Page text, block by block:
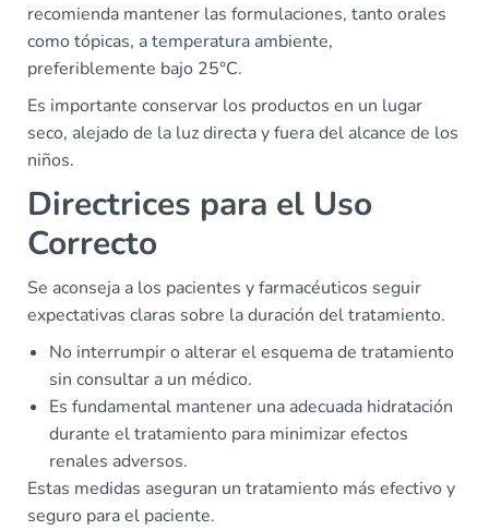
recomienda mantener las formulaciones, tanto orales
como tópicas, a temperatura ambiente,
preferiblemente bajo 25°C.
Es importante conservar los productos en un lugar
seco, alejado de la luz directa y fuera del alcance de los
niños.
Directrices para el Uso
Correcto
Se aconseja a los pacientes y farmacéuticos seguir
expectativas claras sobre la duración del tratamiento.
No interrumpir o alterar el esquema de tratamiento
sin consultar a un médico.
Es fundamental mantener una adecuada hidratación
durante el tratamiento para minimizar efectos
renales adversos.
Estas medidas aseguran un tratamiento más efectivo y
seguro para el paciente.